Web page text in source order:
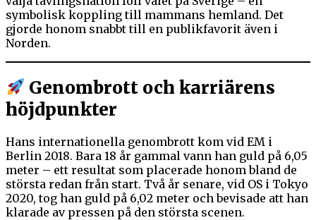
symbolisk koppling till mammans hemland. Det
gjorde honom snabbt till en publikfavorit även i
Norden.
Genombrott och karriärens
höjdpunkter
Hans internationella genombrott kom vid EM i
Berlin 2018. Bara 18 år gammal vann han guld på 6,05
meter – ett resultat som placerade honom bland de
största redan från start. Två år senare, vid OS i Tokyo
2020, tog han guld på 6,02 meter och bevisade att han
klarade av pressen på den största scenen.